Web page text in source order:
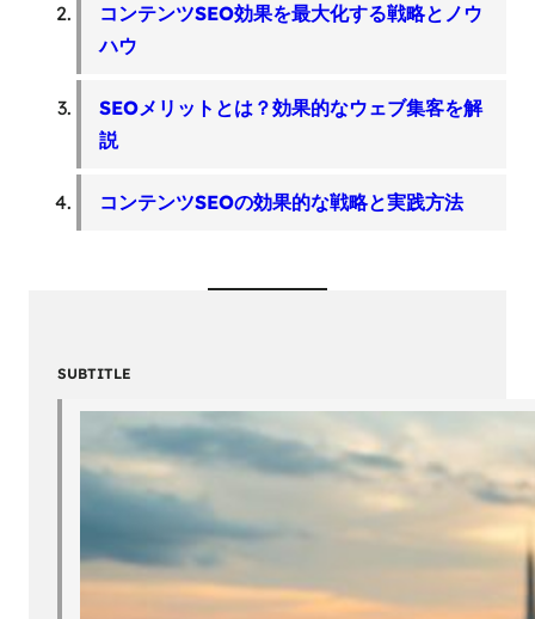
コンテンツSEO効果を最大化する戦略とノウ
ハウ
SEOメリットとは？効果的なウェブ集客を解
説
コンテンツSEOの効果的な戦略と実践方法
SUBTITLE